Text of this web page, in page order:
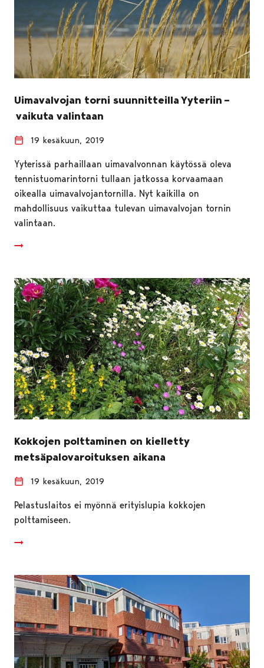
Uimavalvojan torni suunnitteilla Yyteriin –
vaikuta valintaan
19 kesäkuun, 2019
Yyterissä parhaillaan uimavalvonnan käytössä oleva
tennistuomarintorni tullaan jatkossa korvaamaan
oikealla uimavalvojantornilla. Nyt kaikilla on
mahdollisuus vaikuttaa tulevan uimavalvojan tornin
valintaan.
Kokkojen polttaminen on kielletty
metsäpalovaroituksen aikana
19 kesäkuun, 2019
Pelastuslaitos ei myönnä erityislupia kokkojen
polttamiseen.